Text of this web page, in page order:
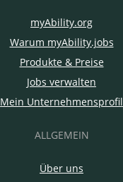
myAbility.org
Warum myAbility.jobs
Produkte & Preise
Jobs verwalten
Mein Unternehmensprofil
ALLGEMEIN
Über uns